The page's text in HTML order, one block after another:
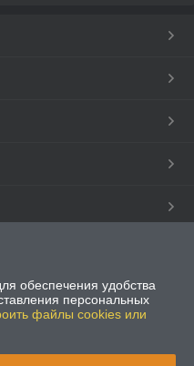
обеспечения удобства
персональных
файлы cookies или